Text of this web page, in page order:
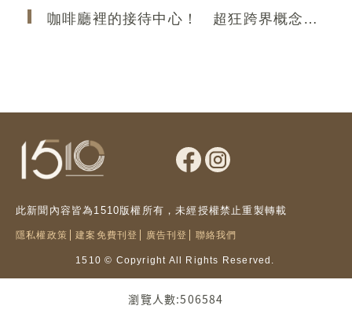
咖啡廳裡的接待中心！ 超狂跨界概念店「大熊建設＆跨蒔咖啡」 共享空間「買房先來杯咖啡」
此新聞內容皆為1510版權所有，未經授權禁止重製轉載
隱私權政策 建案免費刊登 廣告刊登 聯絡我們
1510 © Copyright All Rights Reserved.
瀏覽人數:506584